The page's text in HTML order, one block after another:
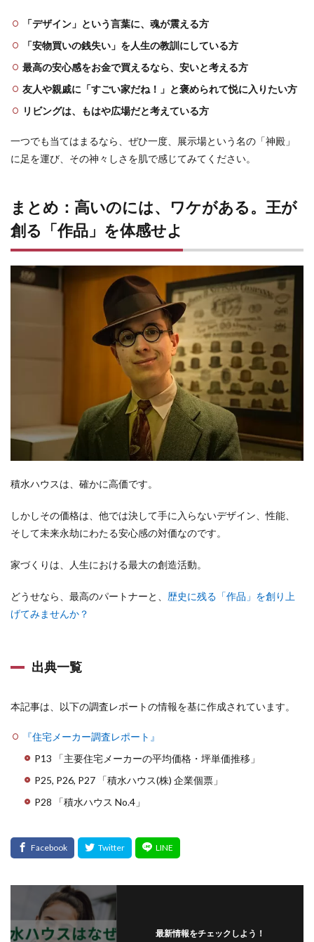
「デザイン」という言葉に、魂が震える方
「安物買いの銭失い」を人生の教訓にしている方
最高の安心感をお金で買えるなら、安いと考える方
友人や親戚に「すごい家だね！」と褒められて悦に入りたい方
リビングは、もはや広場だと考えている方
一つでも当てはまるなら、ぜひ一度、展示場という名の「神殿」
に足を運び、その神々しさを肌で感じてみてください。
まとめ：高いのには、ワケがある。王が
創る「作品」を体感せよ
積水ハウスは、確かに高価です。
しかしその価格は、他では決して手に入らないデザイン、性能、
そして未来永劫にわたる安心感の対価なのです。
家づくりは、人生における最大の創造活動。
どうせなら、最高のパートナーと、 歴史に残る「作品」を創り上
げてみませんか？
出典一覧
本記事は、以下の調査レポートの情報を基に作成されています。
『住宅メーカー調査レポート』
P13 「主要住宅メーカーの平均価格・坪単価推移」
P25, P26, P27 「積水ハウス(株) 企業個票」
P28 「積水ハウス No.4」
最新情報をチェックしよう！